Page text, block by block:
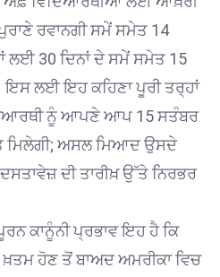
ਰਵਾਨਗੀ ਸਮੇਂ ਸਮੇਤ 14
ਲਈ 30 ਦਿਨਾਂ ਦੇ ਸਮੇਂ ਸਮੇਤ 15
ਲਈ ਇਹ ਕਹਿਣਾ ਪੂਰੀ ਤਰ੍ਹਾਂ
ਨੂੰ ਆਪਣੇ ਆਪ 15 ਸਤੰਬਰ
ਮਿਲੇਗੀ; ਅਸਲ ਮਿਆਦ ਉਸਦੇ
ਦੀ ਤਾਰੀਖ਼ ਉੱਤੇ ਨਿਰਭਰ
ਕਾਨੂੰਨੀ ਪ੍ਰਭਾਵ ਇਹ ਹੈ ਕਿ
ਹੋਣ ਤੋਂ ਬਾਅਦ ਅਮਰੀਕਾ ਵਿਚ